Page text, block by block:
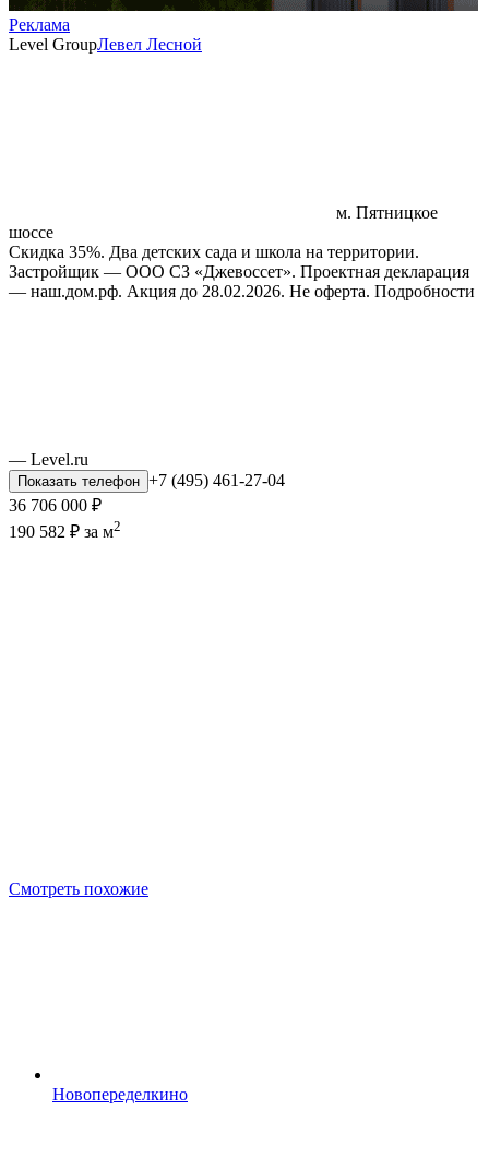
Реклама
Level GroupЛевел Лесной
м. Пятницкое
шоссе
Скидка 35%. Два детских сада и школа на территории.
Застройщик — ООО СЗ «Джевоссет». Проектная декларация
— наш.дом.рф. Акция до 28.02.2026. Не оферта. Подробности
— Level.ru
Показать телефон +7 (495) 461-27-04
36 706 000 ₽
190 582 ₽ за м2
Смотреть похожие
Новопеределкино